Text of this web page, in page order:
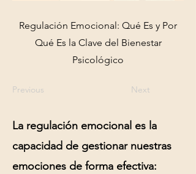
Regulación Emocional: Qué Es y Por
Qué Es la Clave del Bienestar
Psicológico
Previous Next
La regulación emocional es la
capacidad de gestionar nuestras
emociones de forma efectiva: